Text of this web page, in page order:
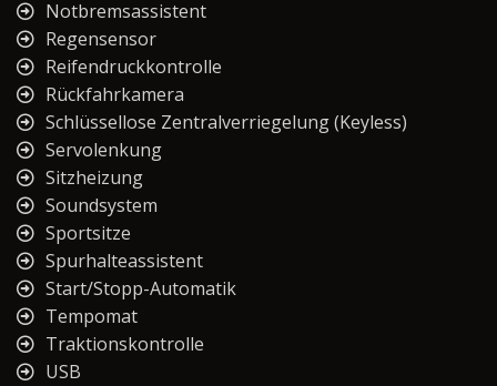
Notbremsassistent
Regensensor
Reifendruckkontrolle
Rückfahrkamera
Schlüssellose Zentralverriegelung (Keyless)
Servolenkung
Sitzheizung
Soundsystem
Sportsitze
Spurhalteassistent
Start/Stopp-Automatik
Tempomat
Traktionskontrolle
USB